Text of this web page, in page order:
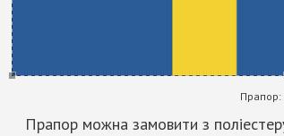
Прапор:
Прапор можна замовити з